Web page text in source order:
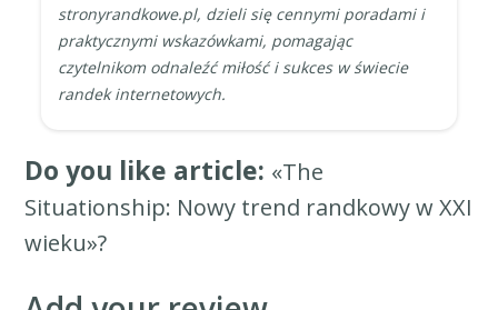
stronyrandkowe.pl, dzieli się cennymi poradami i
praktycznymi wskazówkami, pomagając
czytelnikom odnaleźć miłość i sukces w świecie
randek internetowych.
Do you like article: «The
Situationship: Nowy trend randkowy w XXI
wieku»?